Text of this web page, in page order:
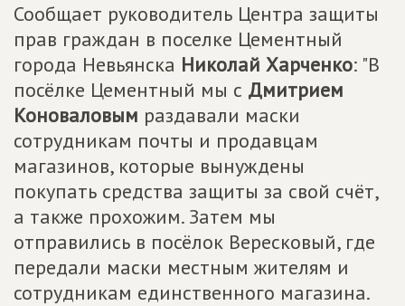
Сообщает руководитель Центра защиты
прав граждан в поселке Цементный
города Невьянска Николай Харченко: "В
посёлке Цементный мы с Дмитрием
Коноваловым раздавали маски
сотрудникам почты и продавцам
магазинов, которые вынуждены
покупать средства защиты за свой счёт,
а также прохожим. Затем мы
отправились в посёлок Вересковый, где
передали маски местным жителям и
сотрудникам единственного магазина.